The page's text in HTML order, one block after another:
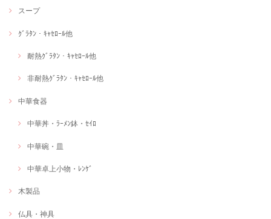
スープ
ｸﾞﾗﾀﾝ・ｷｬｾﾛｰﾙ他
耐熱ｸﾞﾗﾀﾝ・ｷｬｾﾛｰﾙ他
非耐熱ｸﾞﾗﾀﾝ・ｷｬｾﾛｰﾙ他
中華食器
中華丼・ﾗｰﾒﾝ鉢・ｾｲﾛ
中華碗・皿
中華卓上小物・ﾚﾝｹﾞ
木製品
仏具・神具